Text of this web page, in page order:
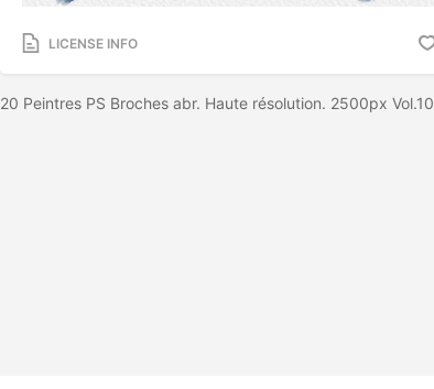
LICENSE INFO
20 Peintres PS Broches abr. Haute résolution. 2500px Vol.10